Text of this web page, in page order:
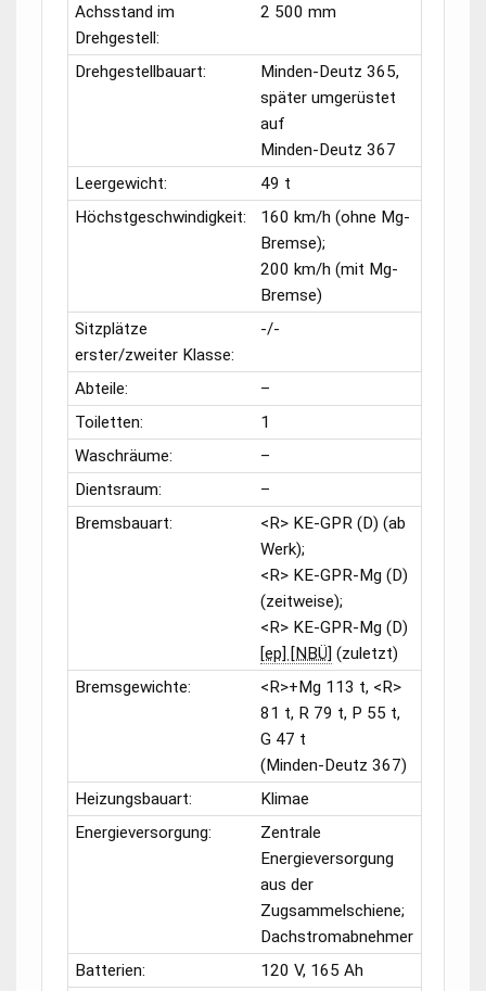
Achsstand im
Drehgestell:
2 500 mm
Drehgestellbauart:
Minden-Deutz 365,
später umgerüstet
auf
Minden-Deutz 367
Leergewicht:
49 t
Höchstgeschwindigkeit:
160 km/h (ohne Mg-
Bremse);
200 km/h (mit Mg-
Bremse)
Sitzplätze
erster/zweiter Klasse:
-/-
Abteile:
–
Toiletten:
1
Waschräume:
–
Dientsraum:
–
Bremsbauart:
<R> KE-GPR (D) (ab
Werk);
<R> KE-GPR-Mg (D)
(zeitweise);
<R> KE-GPR-Mg (D)
[ep] [NBÜ] (zuletzt)
Bremsgewichte:
<R>+Mg 113 t, <R>
81 t, R 79 t, P 55 t,
G 47 t
(Minden-Deutz 367)
Heizungsbauart:
Klimae
Energieversorgung:
Zentrale
Energieversorgung
aus der
Zugsammelschiene;
Dachstromabnehmer
Batterien:
120 V, 165 Ah